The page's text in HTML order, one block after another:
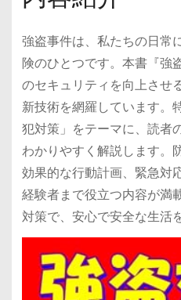
強盗事件は、私たちの日常
険のひとつです。本書『強
のセキュリティを向上させ
新技術を網羅しています。
犯対策」をテーマに、読者
わかりやすく解説します。
効果的な行動計画、緊急対
経験者まで役立つ内容が満
対策で、安心で安全な生活